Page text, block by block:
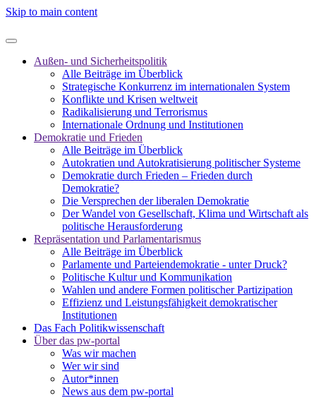
Skip to main content
Außen- und Sicherheitspolitik
Alle Beiträge im Überblick
Strategische Konkurrenz im internationalen System
Konflikte und Krisen weltweit
Radikalisierung und Terrorismus
Internationale Ordnung und Institutionen
Demokratie und Frieden
Alle Beiträge im Überblick
Autokratien und Autokratisierung politischer Systeme
Demokratie durch Frieden – Frieden durch
Demokratie?
Die Versprechen der liberalen Demokratie
Der Wandel von Gesellschaft, Klima und Wirtschaft als
politische Herausforderung
Repräsentation und Parlamentarismus
Alle Beiträge im Überblick
Parlamente und Parteiendemokratie - unter Druck?
Politische Kultur und Kommunikation
Wahlen und andere Formen politischer Partizipation
Effizienz und Leistungsfähigkeit demokratischer
Institutionen
Das Fach Politikwissenschaft
Über das pw-portal
Was wir machen
Wer wir sind
Autor*innen
News aus dem pw-portal